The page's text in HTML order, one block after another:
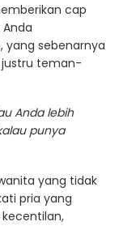
cap
yang sebenarnya
teman-
Anda lebih
punya
yang tidak
pria yang